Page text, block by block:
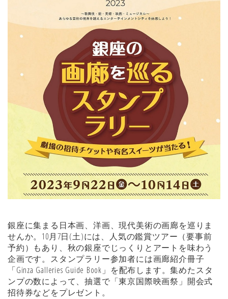
銀座に集まる日本画、洋画、現代美術の画廊を巡りま
せんか。10月7日(土)には、人気の鑑賞ツアー（要事前
予約）もあり、秋の銀座でじっくりとアートを味わう
企画です。スタンプラリー参加者には画廊紹介冊子
「Ginza Galleries Guide Book」を配布します。集めたスタ
ンプの数によって、抽選で「東京国際映画祭」開会式
招待券などをプレゼント。